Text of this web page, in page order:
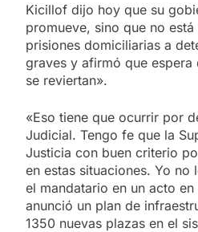
Kicillof dijo hoy que su
promueve, sino que no
prisiones domiciliarias a
graves y afirmó que espera
se reviertan».
«Eso tiene que ocurrir por
Judicial. Tengo fe que la
Justicia con buen criterio
en estas situaciones. Yo no
el mandatario en un acto
anunció un plan de
1350 nuevas plazas en el